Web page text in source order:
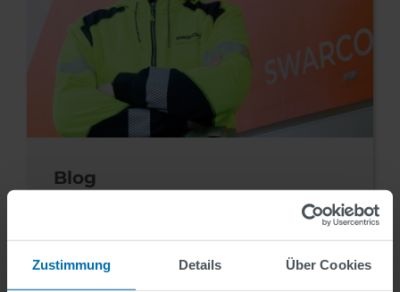
Zustimmung Details Über Cookies
Blog